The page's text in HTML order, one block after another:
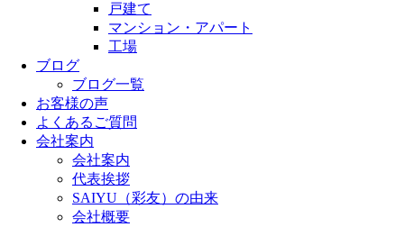
戸建て
マンション・アパート
工場
ブログ
ブログ一覧
お客様の声
よくあるご質問
会社案内
会社案内
代表挨拶
SAIYU（彩友）の由来
会社概要